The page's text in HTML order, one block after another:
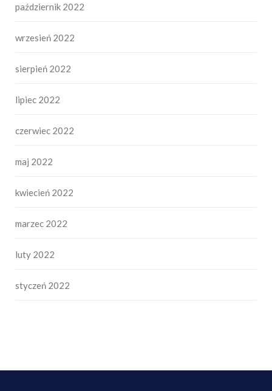
październik 2022
wrzesień 2022
sierpień 2022
lipiec 2022
czerwiec 2022
maj 2022
kwiecień 2022
marzec 2022
luty 2022
styczeń 2022